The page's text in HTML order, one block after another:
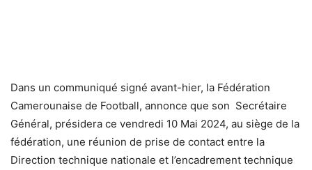
Dans un communiqué signé avant-hier, la Fédération
Camerounaise de Football, annonce que son Secrétaire
Général, présidera ce vendredi 10 Mai 2024, au siège de la
fédération, une réunion de prise de contact entre la
Direction technique nationale et l’encadrement technique